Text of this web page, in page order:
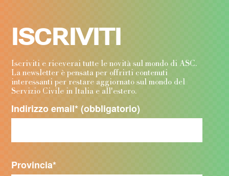
ISCRIVITI
Iscriviti e riceverai tutte le novità sul mondo di ASC.
La newsletter è pensata per offrirti contenuti
interessanti per restare aggiornato sul mondo del
Servizio Civile in Italia e all'estero.
Indirizzo email* (obbligatorio)
Provincia*